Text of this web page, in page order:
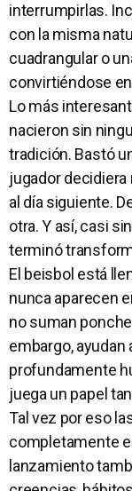
interrumpirlas.
con la misma
cuadrangular o
convirtiéndose
Lo más
nacieron sin
tradición. Bastó
jugador
al día siguiente.
otra. Y así, casi
terminó
El beisbol está
nunca aparecen
no suman
embargo,
profundamente
juega un papel
Tal vez por eso
completamente
lanzamiento